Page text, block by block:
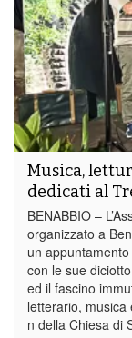
Musica,
dedicati al
BENABBIO –
organizzato a
un
con le sue
ed il fascino
letterario,
n della Chiesa di